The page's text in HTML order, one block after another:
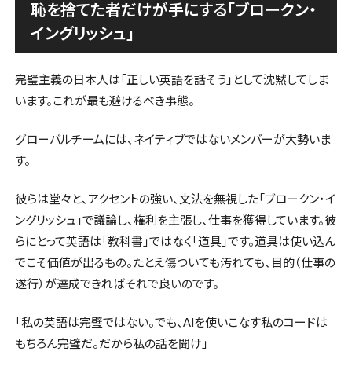
恥を捨てた者だけが手にする「ブロークン・
イングリッシュ」
完璧主義の日本人は「正しい英語を話そう」として沈黙してしま
います。これが最も避けるべき事態。
グローバルチームには、ネイティブではないメンバーが大勢いま
す。
彼らは堂々と、アクセントの強い、文法を無視した「ブロークン・イ
ングリッシュ」で議論し、権利を主張し、仕事を獲得しています。彼
らにとって英語は「教科書」ではなく「道具」です。道具は使い込ん
でこそ価値が出るもの。たとえ傷ついても汚れても、目的（仕事の
遂行）が達成できればそれで良いのです。
「私の英語は完璧ではない。でも、AIを使いこなす私のコードは
もちろん完璧だ。だから私の話を聞け」